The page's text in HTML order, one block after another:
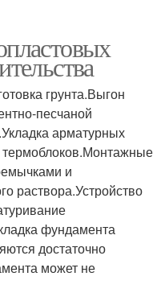
грунта.Выгон
песчаной
арматурных
термоблоков.Монтажные
и
раствора.Устройство
фундамента
достаточно
может не